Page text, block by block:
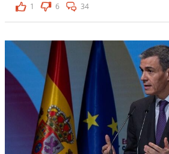
1
6 34